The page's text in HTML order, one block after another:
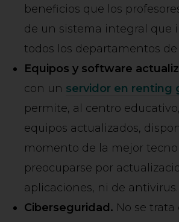
beneficios que los
de un sistema integral que
todos los departamentos
Equipos y software
con un servidor en renting
permite, al centro
equipos actualizados,
momento de la mejor
preocuparse por
aplicaciones, ni de antivirus.
Ciberseguridad. No se